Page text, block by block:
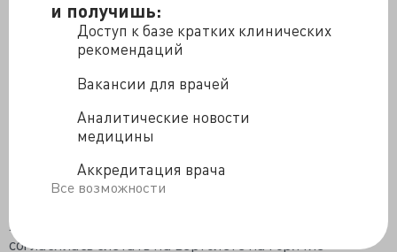
и получишь:
Доступ к базе кратких клинических
рекомендаций
Вакансии для врачей
Аналитические новости
медицины
Аккредитация врача
Все возможности
уйти в монахини натолкнулась на нежелание
компромисса в вопросах веры с местными
инокинями. Дважды проехала по железной дороге,
вызвав восторг СМИ, раз полежала в городской
Сейчас Агафье Карповне 67 лет, к ней регулярно
прилетает бригада врачей, обследуют, уговаривают
госпитализироваться, но удаётся «сломать» только на
таблетки, хотя уверенности в их приёме тоже нет. Все
Лыкова гордо отвергает, но однажды всё-таки
согласилась слетать на вертолёте на горячие